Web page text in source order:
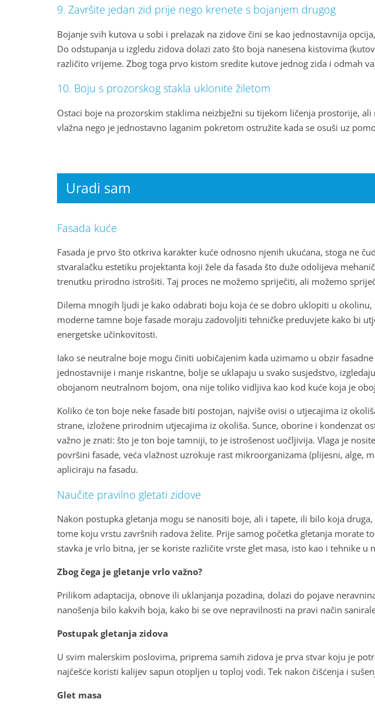
9. Završite jedan zid prije nego krenete s bojanjem drugog
Bojanje svih kutova u sobi i prelazak na zidove čini se kao jednostavnija
Do odstupanja u izgledu zidova dolazi zato što boja nanesena kistovima
različito vrijeme. Zbog toga prvo kistom sredite kutove jednog zida i odmah
10. Boju s prozorskog stakla uklonite žiletom
Ostaci boje na prozorskim staklima neizbježni su tijekom ličenja prostorije,
vlažna nego je jednostavno laganim pokretom ostružite kada se osuši uz
Uradi sam
Fasada kuće
Fasada je prvo što otkriva karakter kuće odnosno njenih ukućana, stoga ne
stvaralačku estetiku projektanta koji žele da fasada što duže odolijeva
trenutku prirodno istrošiti. Taj proces ne možemo spriječiti, ali možemo
Dilema mnogih ljudi je kako odabrati boju koja će se dobro uklopiti u
moderne tamne boje fasade moraju zadovoljiti tehničke preduvjete kako bi
energetske učinkovitosti.
Iako se neutralne boje mogu činiti uobičajenim kada uzimamo u obzir
jednostavnije i manje riskantne, bolje se uklapaju u svako susjedstvo,
obojanom neutralnom bojom, ona nije toliko vidljiva kao kod kuće koja je
Koliko će ton boje neke fasade biti postojan, najviše ovisi o utjecajima iz
strane, izložene prirodnim utjecajima iz okoliša. Sunce, oborine i kondenzat
važno je znati: što je ton boje tamniji, to je istrošenost uočljivija. Vlaga je
površini fasade, veća vlažnost uzrokuje rast mikroorganizama (plijesni,
apliciraju na fasadu.
Naučite pravilno gletati zidove
Nakon postupka gletanja mogu se nanositi boje, ali i tapete, ili bilo koja
tome koju vrstu završnih radova želite. Prije samog početka gletanja morate
stavka je vrlo bitna, jer se koriste različite vrste glet masa, isto kao i tehnike u
Zbog čega je gletanje vrlo važno?
Prilikom adaptacija, obnove ili uklanjanja pozadina, dolazi do pojave
nanošenja bilo kakvih boja, kako bi se ove nepravilnosti na pravi način
Postupak gletanja zidova
U svim malerskim poslovima, priprema samih zidova je prva stvar koju je
najčešće koristi kalijev sapun otopljen u toploj vodi. Tek nakon čišćenja i
Glet masa